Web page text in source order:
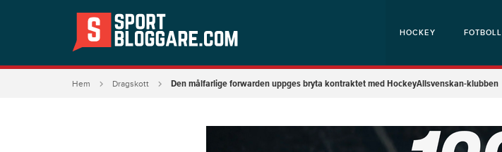
HOCKEY FOTBOLL
Hem Dragskott Den målfarlige forwarden uppges bryta kontraktet med HockeyAllsvenskan-klubben